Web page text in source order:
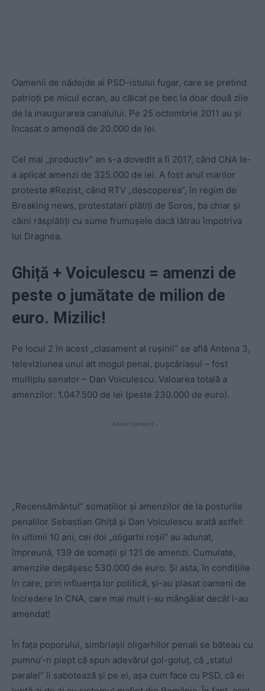
Oamenii de nădejde ai PSD-istului fugar, care se pretind
patrioți pe micul ecran, au călcat pe bec la doar două zile
de la inaugurarea canalului. Pe 25 octombrie 2011 au și
încasat o amendă de 20.000 de lei.
Cel mai „productiv” an s-a dovedit a fi 2017, când CNA le-
a aplicat amenzi de 325.000 de lei. A fost anul marilor
proteste #Rezist, când RTV „descoperea”, în regim de
Breaking news, protestatari plătiți de Soros, ba chiar și
câini răsplătiți cu sume frumușele dacă lătrau împotriva
lui Dragnea.
Ghiță + Voiculescu = amenzi de
peste o jumătate de milion de
euro. Mizilic!
Pe locul 2 în acest „clasament al rușinii” se află Antena 3,
televiziunea unui alt mogul penal, pușcăriașul – fost
multiplu senator – Dan Voiculescu. Valoarea totală a
amenzilor: 1.047.500 de lei (peste 230.000 de euro).
- Advertisement -
„Recensământul” somațiilor și amenzilor de la posturile
penalilor Sebastian Ghiță și Dan Voiculescu arată astfel:
în ultimii 10 ani, cei doi „oligarhi roșii” au adunat,
împreună, 139 de somații și 121 de amenzi. Cumulate,
amenzile depășesc 530.000 de euro. Și asta, în condițiile
în care, prin influența lor politică, și-au plasat oameni de
încredere în CNA, care mai mult i-au mângâiat decât i-au
amendat!
În fața poporului, simbriașii oligarhilor penali se băteau cu
pumnu’-n piept că spun adevărul gol-goluț, că „statul
paralel” îi sabotează și pe ei, așa cum face cu PSD, că ei